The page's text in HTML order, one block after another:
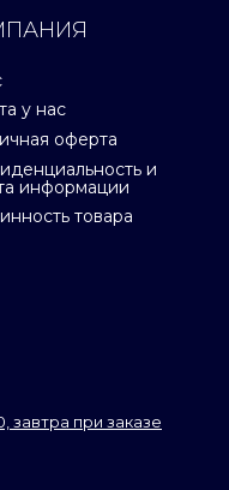
у нас
оферта
и
информации
товара
завтра при заказе